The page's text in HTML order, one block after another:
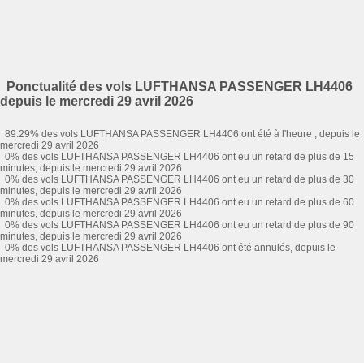
Ponctualité des vols LUFTHANSA PASSENGER LH4406
depuis le mercredi 29 avril 2026
89.29% des vols LUFTHANSA PASSENGER LH4406 ont été à l'heure , depuis le
mercredi 29 avril 2026
0% des vols LUFTHANSA PASSENGER LH4406 ont eu un retard de plus de 15
minutes, depuis le mercredi 29 avril 2026
0% des vols LUFTHANSA PASSENGER LH4406 ont eu un retard de plus de 30
minutes, depuis le mercredi 29 avril 2026
0% des vols LUFTHANSA PASSENGER LH4406 ont eu un retard de plus de 60
minutes, depuis le mercredi 29 avril 2026
0% des vols LUFTHANSA PASSENGER LH4406 ont eu un retard de plus de 90
minutes, depuis le mercredi 29 avril 2026
0% des vols LUFTHANSA PASSENGER LH4406 ont été annulés, depuis le
mercredi 29 avril 2026